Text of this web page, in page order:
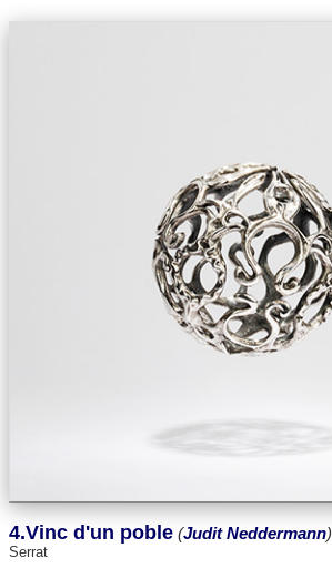
4.Vinc d'un poble (Judit Neddermann)
Serrat